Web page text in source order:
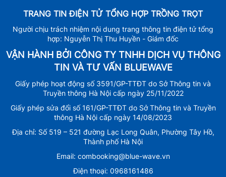
TRANG TIN ĐIỆN TỬ TỔNG HỢP TRỒNG TRỌT
Người chịu trách nhiệm nội dung trang thông tin điện tử tổng
hợp: Nguyễn Thị Thu Huyền - Giám đốc
VẬN HÀNH BỞI CÔNG TY TNHH DỊCH VỤ THÔNG
TIN VÀ TƯ VẤN BLUEWAVE
Giấy phép hoạt động số 3591/GP-TTĐT do Sở Thông tin và
Truyền thông Hà Nội cấp ngày 25/11/2022
Giấy phép sửa đổi số 161/GP-TTĐT do Sở Thông tin và Truyền
thông Hà Nội cấp ngày 14/08/2023
Địa chỉ: Số 519 – 521 đường Lạc Long Quân, Phường Tây Hồ,
Thành phố Hà Nội
Email: combooking@blue-wave.vn
Điện thoại: 0968161486